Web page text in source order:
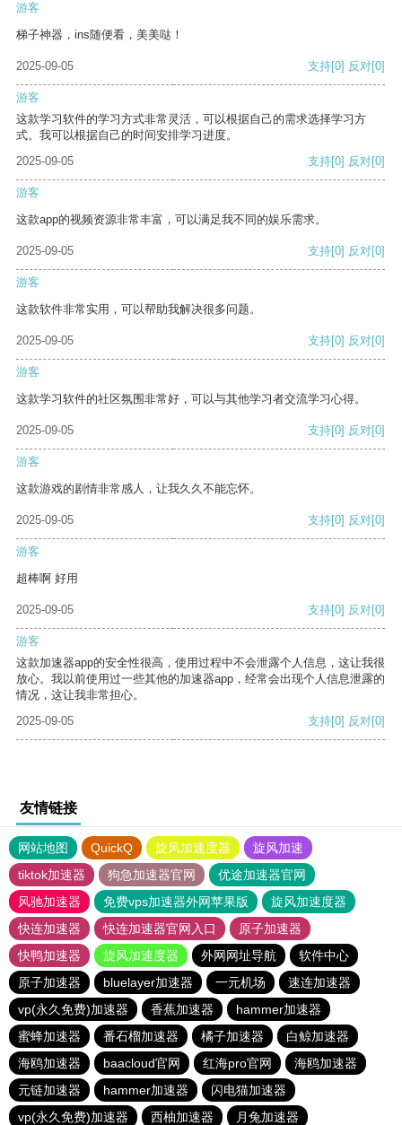
游客
梯子神器，ins随便看，美美哒！
2025-09-05 支持[0] 反对[0]
游客
这款学习软件的学习方式非常灵活，可以根据自己的需求选择学习方
式。我可以根据自己的时间安排学习进度。
2025-09-05
支持[0] 反对[0]
游客
这款app的视频资源非常丰富，可以满足我不同的娱乐需求。
2025-09-05 支持[0] 反对[0]
游客
这款软件非常实用，可以帮助我解决很多问题。
2025-09-05 支持[0] 反对[0]
游客
这款学习软件的社区氛围非常好，可以与其他学习者交流学习心得。
2025-09-05 支持[0] 反对[0]
游客
这款游戏的剧情非常感人，让我久久不能忘怀。
2025-09-05 支持[0] 反对[0]
游客
超棒啊 好用
2025-09-05 支持[0] 反对[0]
游客
这款加速器app的安全性很高，使用过程中不会泄露个人信息，这让我很
放心。我以前使用过一些其他的加速器app，经常会出现个人信息泄露的
情况，这让我非常担心。
2025-09-05
支持[0] 反对[0]
友情链接
网站地图 QuickQ 旋风加速度器
旋风加速
tiktok加速器
狗急加速器官网
优途加速器官网
风驰加速器
免费vps加速器外网苹果版
旋风加速度器
快连加速器
快连加速器官网入口
原子加速器
快鸭加速器
旋风加速度器 外网网址导航
软件中心
原子加速器
bluelayer加速器 一元机场
速连加速器
vp(永久免费)加速器
香蕉加速器
hammer加速器
蜜蜂加速器
番石榴加速器 橘子加速器
白鲸加速器
海鸥加速器
baacloud官网 红海pro官网
海鸥加速器
元链加速器
hammer加速器
闪电猫加速器
vp(永久免费)加速器
西柚加速器 月兔加速器